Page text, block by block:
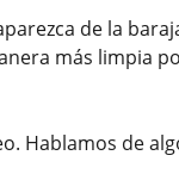
de la
más limpia
Hablamos de